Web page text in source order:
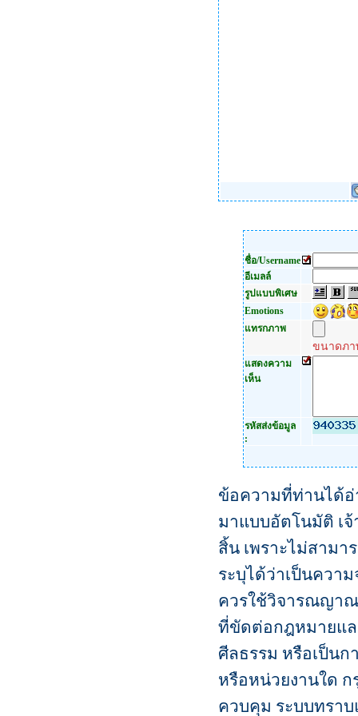
ชื่อ/Username
อีเมลล์
รูปแบบพิเศษ
Emotions
แทรกภาพ
ขนาดภา
แสดงความ
เห็น
รหัสส่งข้อมูล
:
ข้อความที่ท่านได้อ่
มาแบบอัตโนมัติ เ
สิ้น เพราะไม่สามา
ระบุได้ว่าเป็นควา
ควรใช้วิจารณญาณ
ที่ขัดต่อกฎหมายแ
ศีลธรรม หรือเป็นก
หรือหน่วยงานใด ก
ควบคุม ระบบทรา